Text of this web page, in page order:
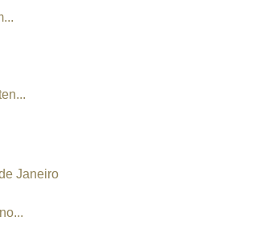
Janeiro